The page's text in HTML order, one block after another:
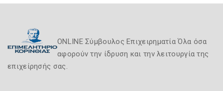
ONLINE Σύμβουλος Επιχειρηματία Όλα όσα
αφορούν την ίδρυση και την λειτουργία της
επιχείρησής σας.